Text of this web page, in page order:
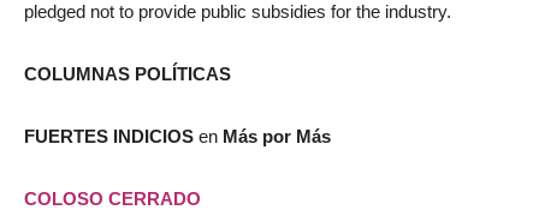
pledged not to provide public subsidies for the industry.
COLUMNAS POLÍTICAS
FUERTES INDICIOS en Más por Más
COLOSO CERRADO